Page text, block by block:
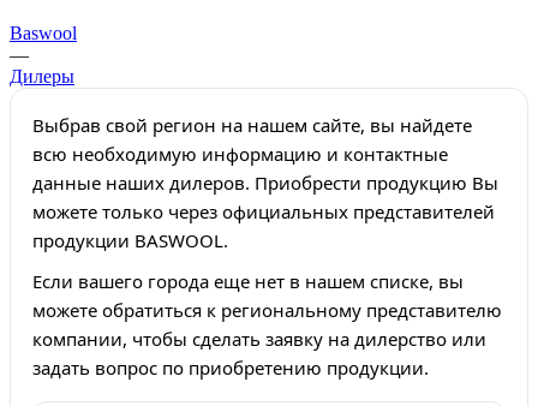
Baswool
—
Дилеры
Выбрав свой регион на нашем сайте, вы найдете
всю необходимую информацию и контактные
данные наших дилеров. Приобрести продукцию Вы
можете только через официальных представителей
продукции BASWOOL.
Если вашего города еще нет в нашем списке, вы
можете обратиться к региональному представителю
компании, чтобы сделать заявку на дилерство или
задать вопрос по приобретению продукции.